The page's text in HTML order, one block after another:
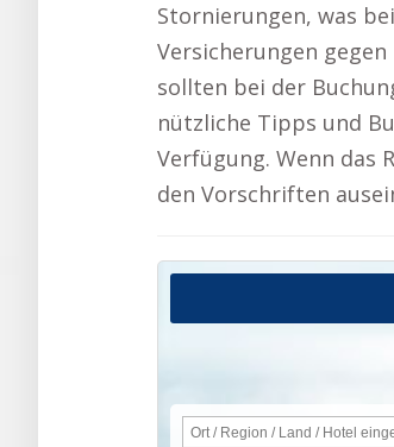
Stornierungen, was
Versicherungen
sollten bei der
nützliche Tipps und
Verfügung. Wenn das
den Vorschriften